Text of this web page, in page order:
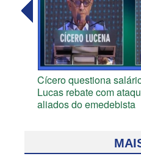
Cícero questiona
Lucas rebate com
aliados do emedebista